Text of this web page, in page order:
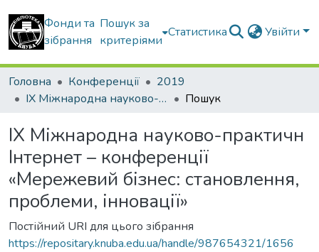
Фонди та
зібрання
Пошук за
критеріями
Статистика Увійти
Головна Конференції
2019
ІХ Міжнародна науково-практичн Інтернет – конференції «Мережевий бізнес: становлення, проблеми, інновації»
Пошук
ІХ Міжнародна науково-практичн
Інтернет – конференції
«Мережевий бізнес: становлення,
проблеми, інновації»
Постійний URI для цього зібрання
https://repositary.knuba.edu.ua/handle/987654321/1656